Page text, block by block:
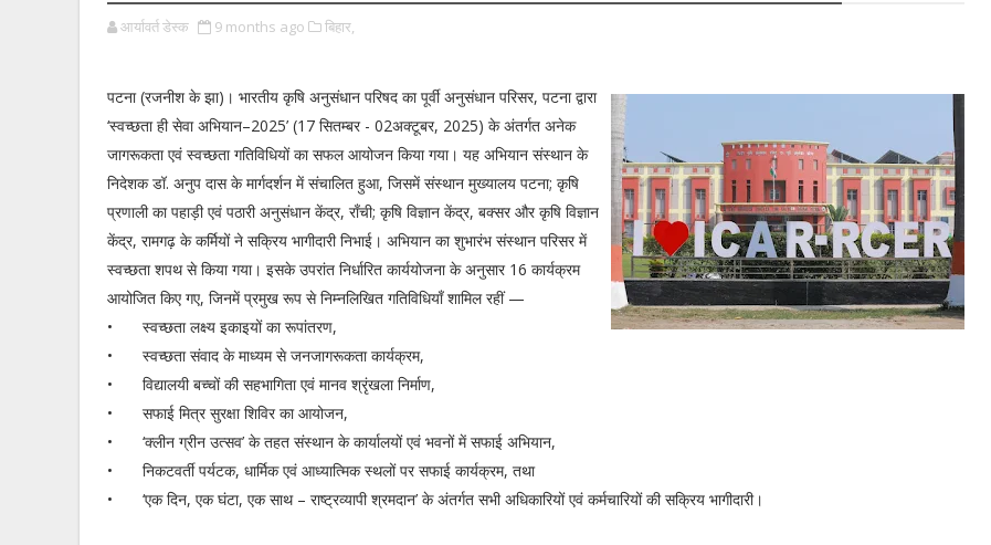
आर्यावर्त डेस्क 9 months ago बिहार,
पटना (रजनीश के झा)। भारतीय कृषि अनुसंधान परिषद का पूर्वी अनुसंधान परिसर, पटना द्वारा
‘स्वच्छता ही सेवा अभियान–2025’ (17 सितम्बर - 02अक्टूबर, 2025) के अंतर्गत अनेक
जागरूकता एवं स्वच्छता गतिविधियों का सफल आयोजन किया गया। यह अभियान संस्थान के
निदेशक डॉ. अनुप दास के मार्गदर्शन में संचालित हुआ, जिसमें संस्थान मुख्यालय पटना; कृषि
प्रणाली का पहाड़ी एवं पठारी अनुसंधान केंद्र, राँची; कृषि विज्ञान केंद्र, बक्सर और कृषि विज्ञान
केंद्र, रामगढ़ के कर्मियों ने सक्रिय भागीदारी निभाई। अभियान का शुभारंभ संस्थान परिसर में
स्वच्छता शपथ से किया गया। इसके उपरांत निर्धारित कार्ययोजना के अनुसार 16 कार्यक्रम
आयोजित किए गए, जिनमें प्रमुख रूप से निम्नलिखित गतिविधियाँ शामिल रहीं —
•
स्वच्छता लक्ष्य इकाइयों का रूपांतरण,
•
स्वच्छता संवाद के माध्यम से जनजागरूकता कार्यक्रम,
•
विद्यालयी बच्चों की सहभागिता एवं मानव श्रृंखला निर्माण,
•
सफाई मित्र सुरक्षा शिविर का आयोजन,
•
‘क्लीन ग्रीन उत्सव’ के तहत संस्थान के कार्यालयों एवं भवनों में सफाई अभियान,
•
निकटवर्ती पर्यटक, धार्मिक एवं आध्यात्मिक स्थलों पर सफाई कार्यक्रम, तथा
•
‘एक दिन, एक घंटा, एक साथ – राष्ट्रव्यापी श्रमदान’ के अंतर्गत सभी अधिकारियों एवं कर्मचारियों की सक्रिय भागीदारी।